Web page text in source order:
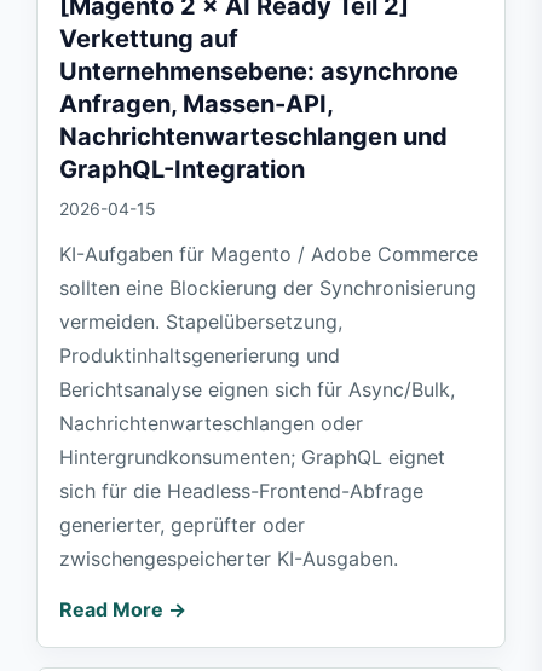
[Magento 2 × AI Ready Teil 2]
Verkettung auf
Unternehmensebene: asynchrone
Anfragen, Massen-API,
Nachrichtenwarteschlangen und
GraphQL-Integration
2026-04-15
KI-Aufgaben für Magento / Adobe Commerce
sollten eine Blockierung der Synchronisierung
vermeiden. Stapelübersetzung,
Produktinhaltsgenerierung und
Berichtsanalyse eignen sich für Async/Bulk,
Nachrichtenwarteschlangen oder
Hintergrundkonsumenten; GraphQL eignet
sich für die Headless-Frontend-Abfrage
generierter, geprüfter oder
zwischengespeicherter KI-Ausgaben.
Read More →